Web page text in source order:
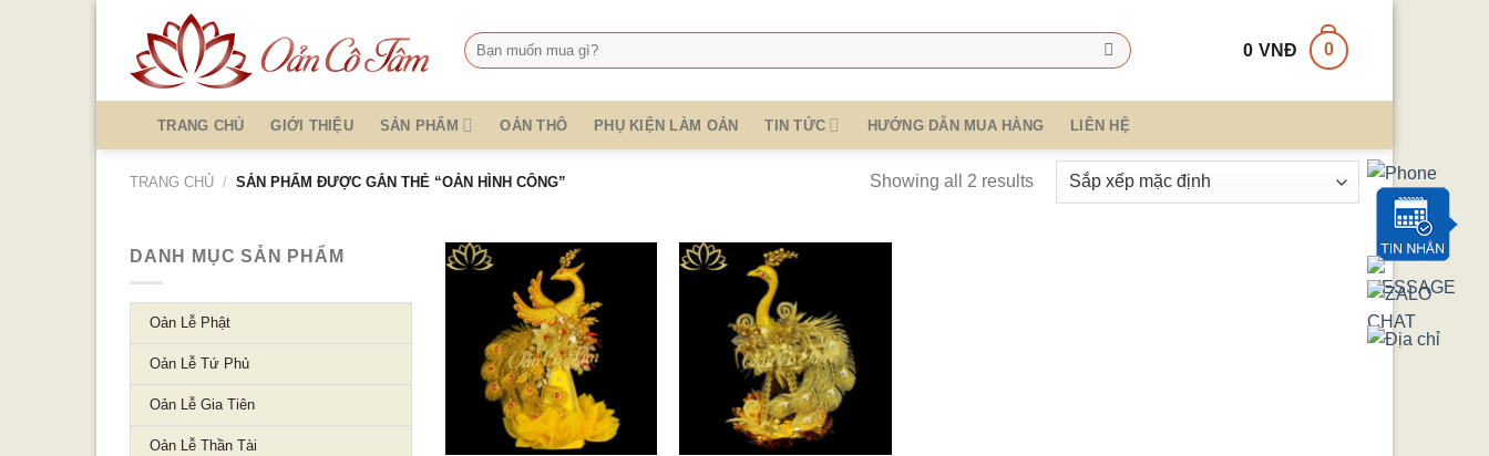
content
Tìm
kiếm:
0 VNĐ 0
TRANG CHỦ GIỚI THIỆU SẢN PHẨM OẢN THÔ PHỤ KIỆN LÀM OẢN TIN TỨC HƯỚNG DẪN MUA HÀNG LIÊN HỆ
TRANG CHỦ / SẢN PHẨM ĐƯỢC GẮN THẺ “OẢN HÌNH CÔNG” Showing all 2 results
DANH MỤC SẢN PHẨM
Oản Lễ Phật
Oản Lễ Tứ Phủ
Oản Lễ Gia Tiên
Oản Lễ Thần Tài